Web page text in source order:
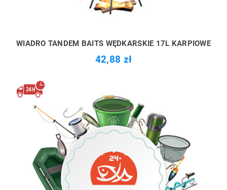
WIADRO TANDEM BAITS WĘDKARSKIE 17L KARPIOWE
42,88 zł